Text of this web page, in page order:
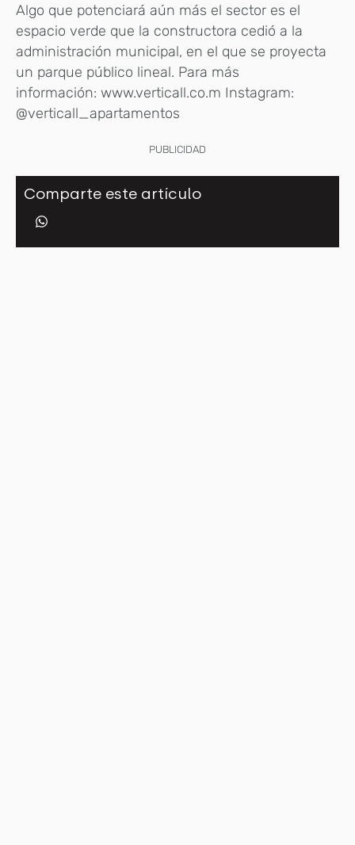
Algo que potenciará aún más el sector es el
espacio verde que la constructora cedió a la
administración municipal, en el que se proyecta
un parque público lineal. Para más
información: www.verticall.co.m Instagram:
@verticall_apartamentos
PUBLICIDAD
Comparte este artículo